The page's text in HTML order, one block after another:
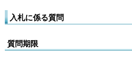
入札に係る質問
質問期限